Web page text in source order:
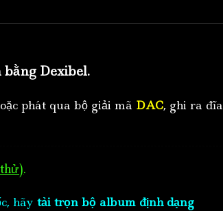
Dexibel.
phát qua bộ giải mã DAC, ghi ra đĩa
.
hãy tải trọn bộ album định dạng